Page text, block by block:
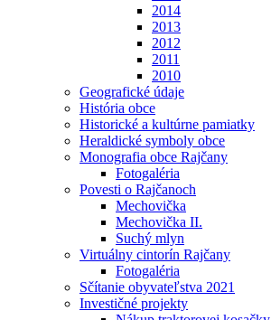
2014
2013
2012
2011
2010
Geografické údaje
História obce
Historické a kultúrne pamiatky
Heraldické symboly obce
Monografia obce Rajčany
Fotogaléria
Povesti o Rajčanoch
Mechovička
Mechovička II.
Suchý mlyn
Virtuálny cintorín Rajčany
Fotogaléria
Sčítanie obyvateľstva 2021
Investičné projekty